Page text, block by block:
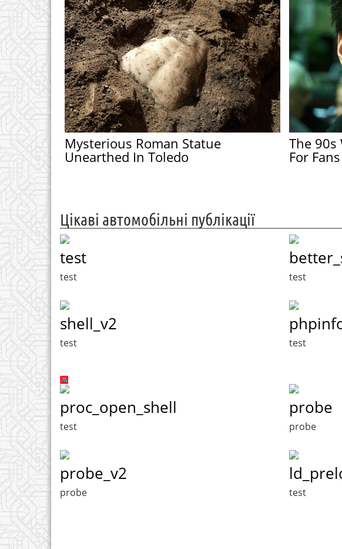
Mysterious Roman Statue
Unearthed In Toledo
The 90s
For
Цікаві автомобільні публікації
test
test test
shell_v2
test test
proc_open_shell
test
probe
probe
probe_v2
probe test